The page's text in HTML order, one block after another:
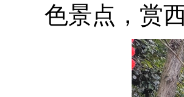
色景点，赏